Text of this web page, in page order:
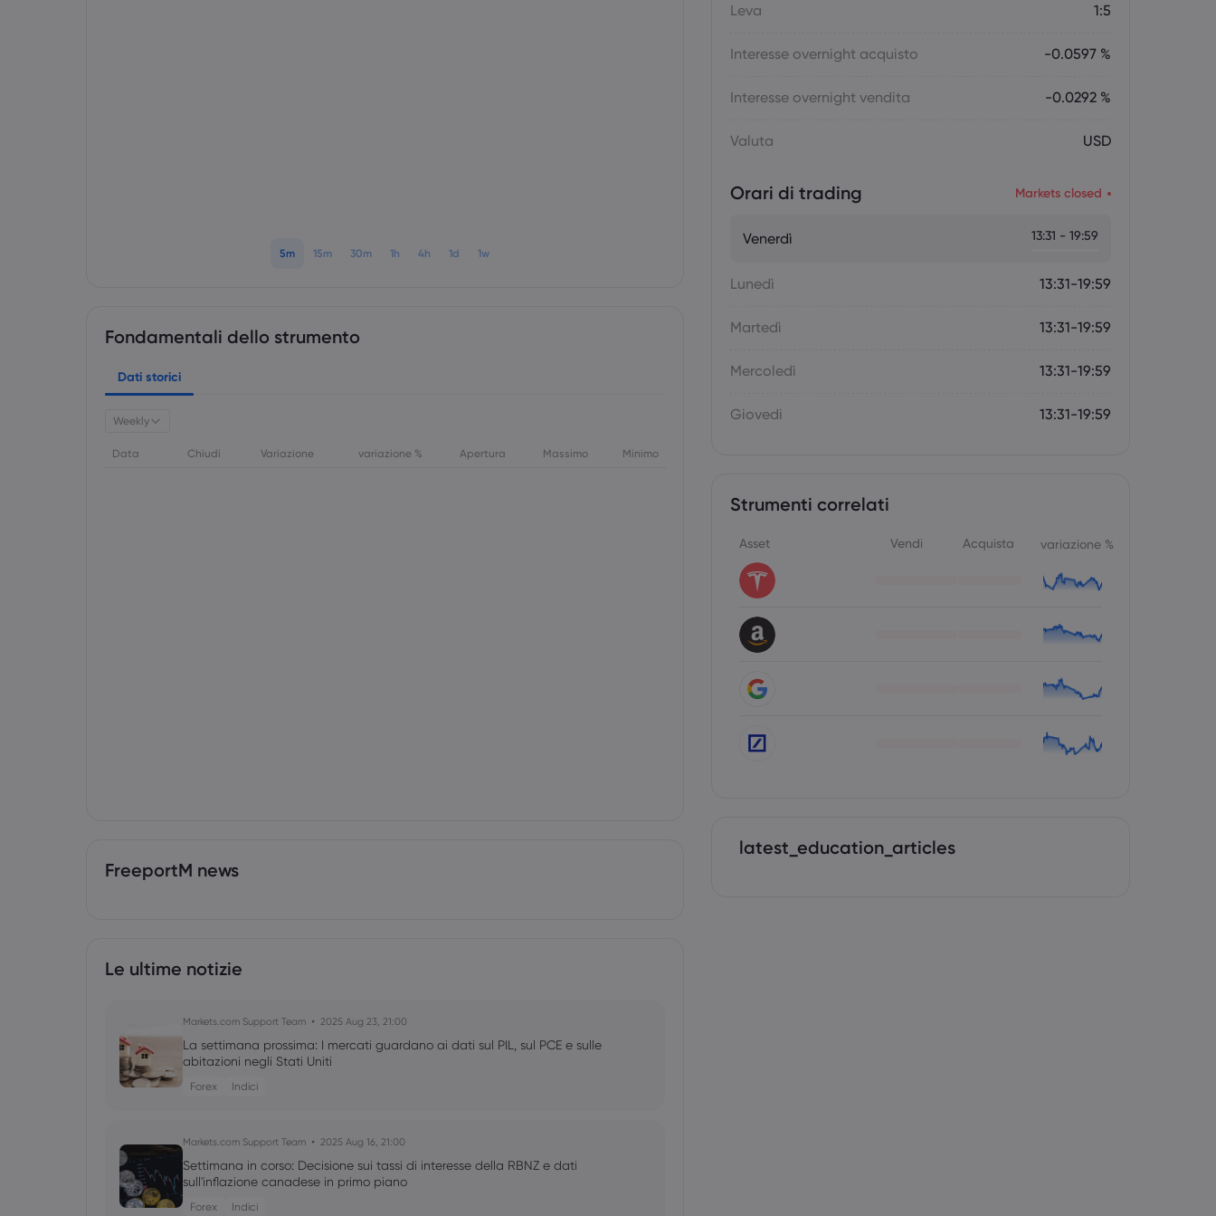
5m 15m 30m 1h 4h 1d 1w
Fondamentali dello strumento
Dati storici
Weekly
Data Chiudi Variazione variazione % Apertura Massimo Minimo
FreeportM news
Le ultime notizie
Markets.com Support Team 2025 Aug 23, 21:00
La settimana prossima: I mercati guardano ai dati sul PIL, sul PCE e sulle
abitazioni negli Stati Uniti
Forex Indici
Markets.com Support Team 2025 Aug 16, 21:00
Settimana in corso: Decisione sui tassi di interesse della RBNZ e dati
sull'inflazione canadese in primo piano
Forex Indici
Leva 1:5
Interesse overnight acquisto -0.0597 %
Interesse overnight vendita -0.0292 %
Valuta USD
Orari di trading Markets closed
Venerdì 13:31 - 19:59
Lunedì 13:31-19:59
Martedì 13:31-19:59
Mercoledì 13:31-19:59
Giovedi 13:31-19:59
Strumenti correlati
Asset Vendi Acquista variazione %
latest_education_articles